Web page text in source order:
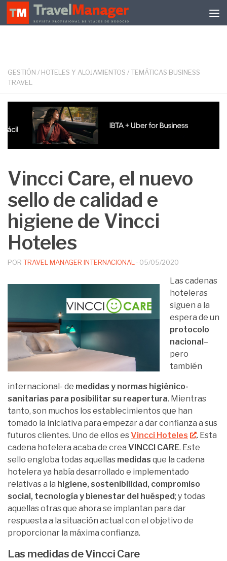
Debajo del contenido
GESTIÓN / HOTELES Y ALOJAMIENTOS / TEMÁTICAS BUSINESS
TRAVEL
Vincci Care, el nuevo
sello de calidad e
higiene de Vincci
Hoteles
POR TRAVEL MANAGER INTERNACIONAL · 05/05/2020
Las cadenas
hoteleras
siguen a la
espera de un
protocolo
nacional–
pero
también
internacional- de medidas y normas higiénico-
sanitarias para posibilitar su reapertura. Mientras
tanto, son muchos los establecimientos que han
tomado la iniciativa para empezar a dar confianza a sus
futuros clientes. Uno de ellos esVincci Hoteles . Esta
cadena hotelera acaba de crea VINCCI CARE. Este
sello engloba todas aquellas medidas que la cadena
hotelera ya había desarrollado e implementado
relativas a la higiene, sostenibilidad, compromiso
social, tecnología y bienestar del huésped; y todas
aquellas otras que ahora se implantan para dar
respuesta a la situación actual con el objetivo de
proporcionar la máxima confianza.
Las medidas de Vincci Care